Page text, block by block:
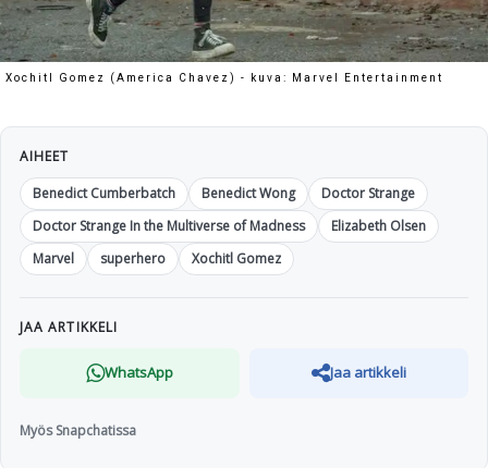
Xochitl Gomez (America Chavez) - kuva: Marvel Entertainment
AIHEET
Benedict Cumberbatch
Benedict Wong
Doctor Strange
Doctor Strange In the Multiverse of Madness
Elizabeth Olsen
Marvel
superhero Xochitl Gomez
JAA ARTIKKELI
WhatsApp Jaa artikkeli
Myös Snapchatissa